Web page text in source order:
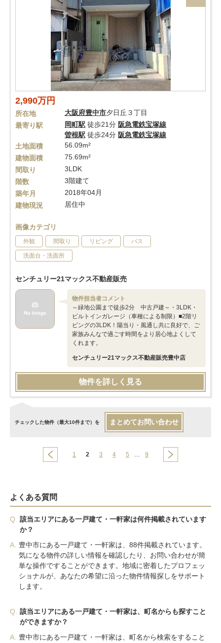
2,990万円
所在地 大阪府豊中市夕日丘３丁目
最寄り駅
岡町駅 徒歩21分 阪急電鉄宝塚線
曽根駅 徒歩24分 阪急電鉄宝塚線
土地面積
56.09m²
建物面積
75.69m²
間取り
3LDK
階数
3階建て
築年月
2018年04月
建物現況
居住中
画像カテゴリ
外観 間取り リビング バス
洗面台・洗面所
センチュリー21マックス不動産販売
物件担当者コメント
～緑地公園まで徒歩2分 中古戸建～・3LDK・
ビルトインガレージ（車種による制限）■2階リ
ビングの3LDK！陽当り・風通し共に良好で、ご
家族みんなで過ごす時間をより居心地よくして
くれます。
センチュリー21マックス不動産販売豊中店
物件を詳しく見る
チェックした物件（最大10件まで）を まとめてお問い合わせ
1 2 3 4 5 … 9
よくある質問
Q.
該当エリアにある一戸建て・一軒家は何件掲載されています
か？
A.
豊中市にある一戸建て・一軒家は、88件掲載されています。
気になる物件の詳しい情報を確認したり、お問い合わせが簡
単な操作ですることができます。地域に密着したプロフェッ
ショナルが、あなたの希望に沿った物件情報探しをサポート
します。
Q.
該当エリアにある一戸建て・一軒家は、町名からも探すこと
ができますか？
A.
豊中市にある一戸建て・一軒家は、町名から検索をすること